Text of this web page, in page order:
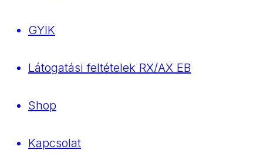
GYIK
Látogatási feltételek RX/AX EB
Shop
Kapcsolat